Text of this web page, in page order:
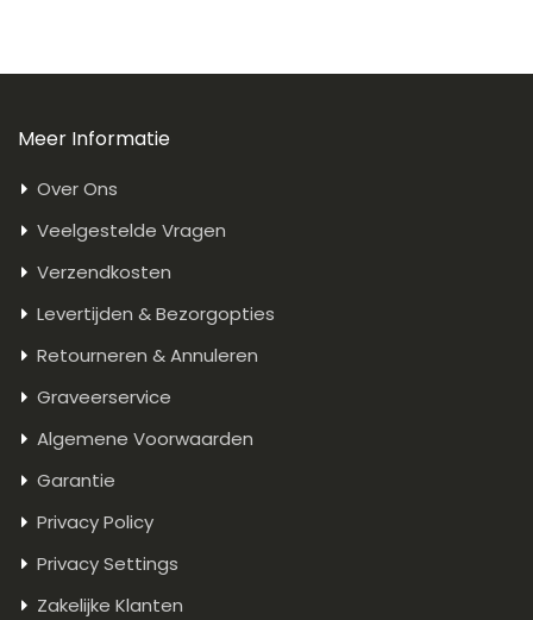
Meer Informatie
Over Ons
Veelgestelde Vragen
Verzendkosten
Levertijden & Bezorgopties
Retourneren & Annuleren
Graveerservice
Algemene Voorwaarden
Garantie
Privacy Policy
Privacy Settings
Zakelijke Klanten